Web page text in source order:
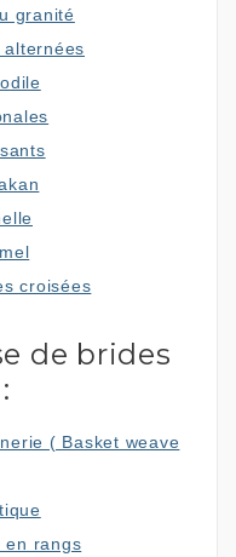
granité
croisées
de brides
( Basket weave
en rangs